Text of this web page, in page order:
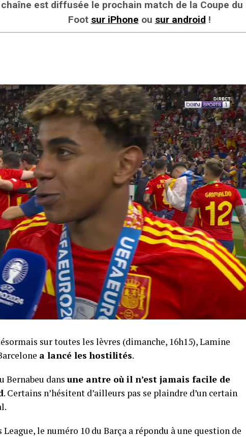
est diffusée le prochain match de la Coupe
Foot sur iPhone ou sur android !
sur toutes les lèvres (dimanche, 16h15), Lamine
a lancé les hostilités.
Bernabeu dans une antre où il n’est jamais facile de
. Certains n’hésitent d’ailleurs pas se plaindre d’un certain
le numéro 10 du Barça a répondu à une question de